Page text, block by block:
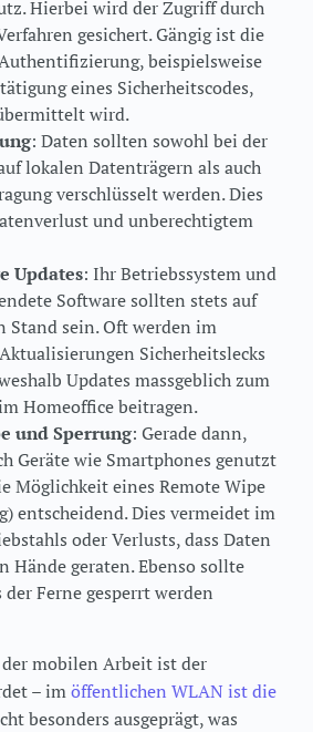
Hierbei wird der Zugriff durch
gesichert. Gängig ist die
beispielsweise
eines Sicherheitscodes,
wird.
: Daten sollten sowohl bei der
lokalen Datenträgern als auch
verschlüsselt werden. Dies
und unberechtigtem
Updates: Ihr Betriebssystem und
Software sollten stets auf
Stand sein. Oft werden im
Sicherheitslecks
Updates massgeblich zum
Homeoffice beitragen.
und Sperrung: Gerade dann,
Geräte wie Smartphones genutzt
Möglichkeit eines Remote Wipe
entscheidend. Dies vermeidet im
oder Verlusts, dass Daten
Hände geraten. Ebenso sollte
der Ferne gesperrt werden
mobilen Arbeit ist der
– imöffentlichen WLAN ist die
besonders ausgeprägt, was